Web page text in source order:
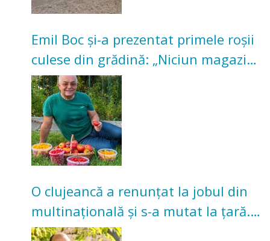
Emil Boc și-a prezentat primele roșii
culese din grădină: „Niciun magazin
nu poate oferi această satisfacție”
O clujeancă a renunțat la jobul din
multinațională și s-a mutat la țară.
Acum cultivă legume în grădina